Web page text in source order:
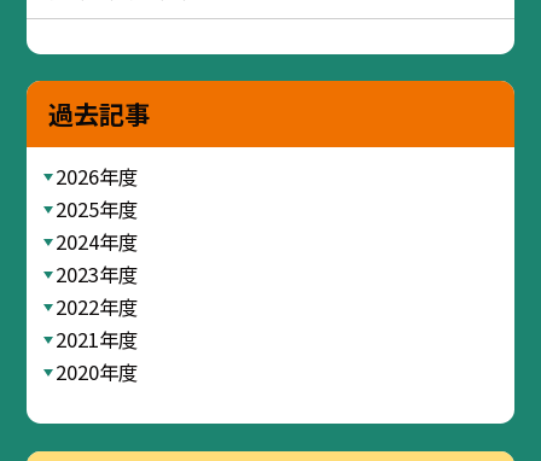
過去記事
2026年度
2025年度
2024年度
2023年度
2022年度
2021年度
2020年度